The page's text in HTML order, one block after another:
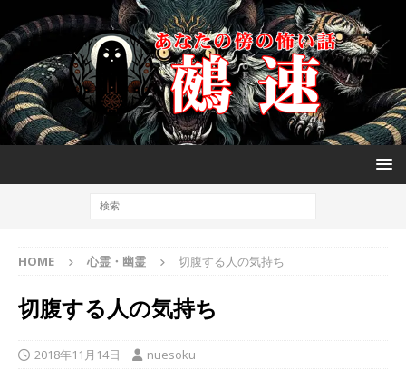
HOME 心霊・幽霊 切腹する人の気持ち
切腹する人の気持ち
2018年11月14日 nuesoku